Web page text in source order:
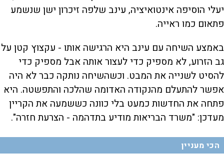
יעלי הוסיפה אינטואיציה, עינב שלפה זיכרון ישן שנשמע
פתאום כמו ראייה.
באמצע השיחה עם עינב היא הרגישה אותו - עקצוץ קטן על
גב הזרוע, לא מספיק כדי לעצור אותה אבל מספיק כדי
להסיט לשנייה את המבט. וכשהשיחה נותקה כבר לא היה
אפשר להתעלם מהנקודה האדומה שהלכה והתפשטה. היא
פתחה את החדשות כמעט בלי כוונה כששמעה את הקריין
מעדכן: "משרד הבריאות מודיע בתדהמה - הצרעת חזרה".
הכי מעניין